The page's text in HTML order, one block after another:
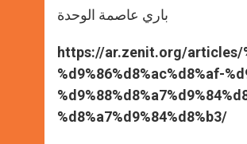
باري عاصمة الوحدة
https://ar.zenit.org/articles/
%d9%86%d8%ac%d8%af-
%d8%a7%d9%84%d8%b3/